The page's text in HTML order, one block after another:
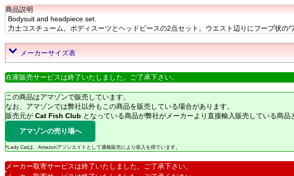
商品説明
Bodysuit and headpiece set.
力士コスチューム。ボディスーツとヘッドピースの2点セット。ウエスト辺りにフープ状の
メーカーサイズ表
在庫販売サービスは終了いたしました。ご了承下さい。
この商品はアマゾンで販売しています。
なお、アマゾンでは弊社以外もこの商品を販売している場合があります。
販売元が Cat Fish Club となっている商品が弊社がメーカーより直接輸入販売している商品
アマゾンの売り場へ
*Lady Catは、Amazonアソシエイトとして適格販売により収入を得ています。
メーカー取寄サービスは終了いたしました。ご了承下さい。